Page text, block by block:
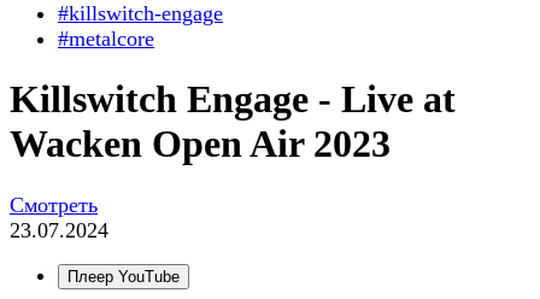
#killswitch-engage
#metalcore
Killswitch Engage - Live at
Wacken Open Air 2023
Смотреть
23.07.2024
Плеер YouTube